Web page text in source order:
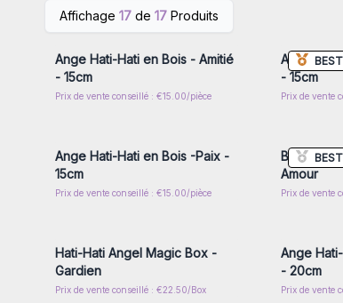
Affichage 17 de 17 Produits
vous pour accéder aux prix de
gros
Ange Hati-Hati en Bois - Amitié
- 15cm
Prix de vente conseillé : €15.00/pièce
Ange
- 15cm
Prix de vente
Connectez-vous ou inscrivez-
Ange Hati-Hati en Bois -Paix -
15cm
Prix de vente conseillé : €15.00/pièce
Boîte
Amour
Prix de vente
Connectez-vous ou inscrivez-
Hati-Hati Angel Magic Box -
Gardien
Prix de vente conseillé : €22.50/Box
Ange
- 20cm
Prix de vente
Connectez-vous ou inscrivez-